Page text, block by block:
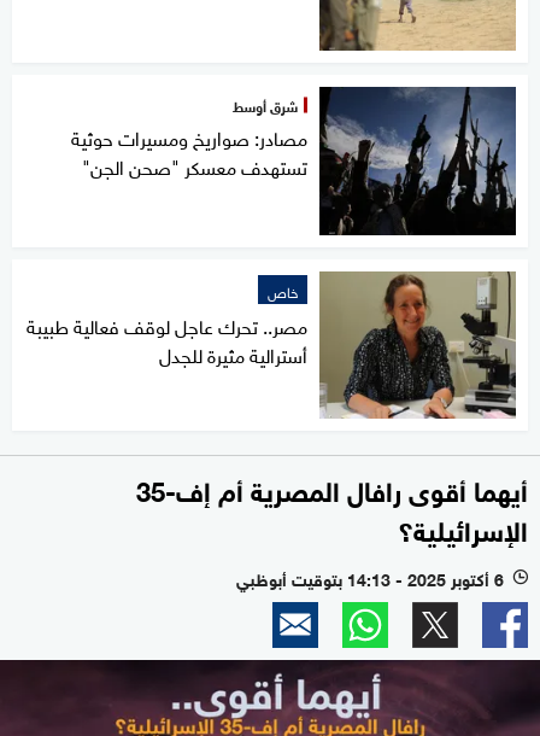
شرق أوسط
مصادر: صواريخ ومسيرات حوثية
تستهدف معسكر "صحن الجن"
خاص
مصر.. تحرك عاجل لوقف فعالية طبيبة
أسترالية مثيرة للجدل
أيهما أقوى رافال المصرية أم إف-35
الإسرائيلية؟
l 6 أكتوبر 2025 - 14:13 بتوقيت أبوظبي